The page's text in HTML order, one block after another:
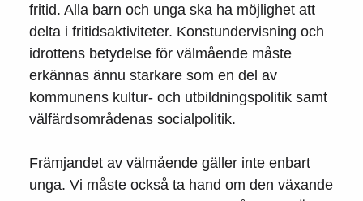
fritid. Alla barn och unga ska ha möjlighet att
delta i fritidsaktiviteter. Konstundervisning och
idrottens betydelse för välmående måste
erkännas ännu starkare som en del av
kommunens kultur- och utbildningspolitik samt
välfärdsområdenas socialpolitik.
Främjandet av välmående gäller inte enbart
unga. Vi måste också ta hand om den växande